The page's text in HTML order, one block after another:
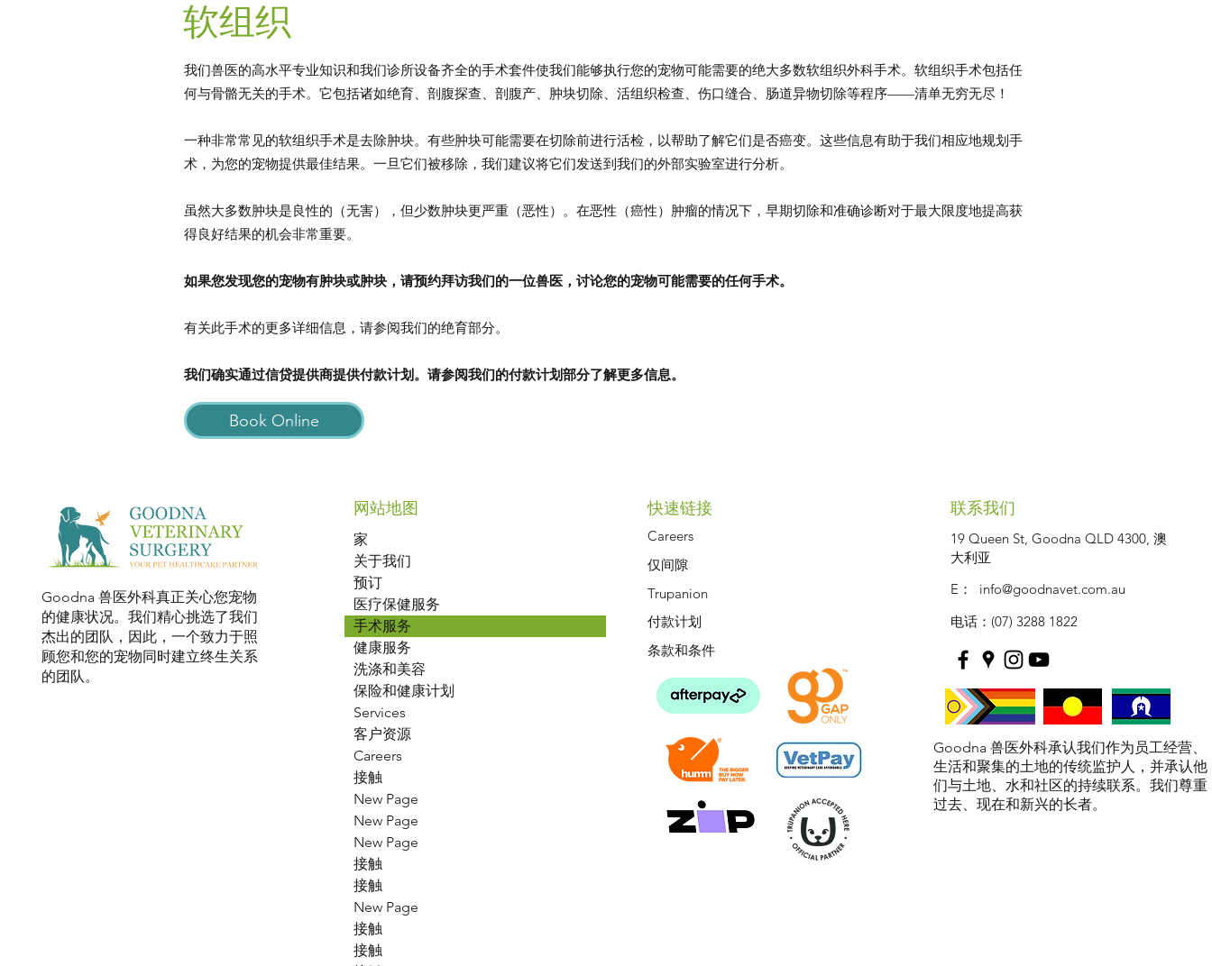
软组织
我们兽医的高水平专业知识和我们诊所设备齐全的手术套件使我们能够执行您的宠物可能需要的绝大多数软组织外科手术。软组织手术包括任
何与骨骼无关的手术。它包括诸如绝育、剖腹探查、剖腹产、肿块切除、活组织检查、伤口缝合、肠道异物切除等程序——清单无穷无尽！
一种非常常见的软组织手术是去除肿块。有些肿块可能需要在切除前进行活检，以帮助了解它们是否癌变。这些信息有助于我们相应地规划手
术，为您的宠物提供最佳结果。一旦它们被移除，我们建议将它们发送到我们的外部实验室进行分析。
虽然大多数肿块是良性的（无害），但少数肿块更严重（恶性）。在恶性（癌性）肿瘤的情况下，早期切除和准确诊断对于最大限度地提高获
得良好结果的机会非常重要。
如果您发现您的宠物有肿块或肿块，请预约拜访我们的一位兽医，讨论您的宠物可能需要的任何手术。
有关此手术的更多详细信息，请参阅我们的绝育部分。
我们确实通过信贷提供商提供付款计划。请参阅我们的付款计划部分了解更多信息。
Book Online
Goodna 兽医外科真正关心您宠物
的健康状况。我们精心挑选了我们
杰出的团队，因此，一个致力于照
顾您和您的宠物同时建立终生关系
的团队。
网站地图
家
关于我们
预订
医疗保健服务
手术服务
健康服务
洗涤和美容
保险和健康计划
Services
客户资源
Careers
接触
New Page
New Page
New Page
接触
接触
New Page
接触
接触
快速链接
Careers
仅间隙
Trupanion
付款计划
条款和条件
联系我们
19 Queen St, Goodna QLD 4300, 澳
大利亚
E： info@goodnavet.com.au
电话：(07) 3288 1822
Goodna 兽医外科承认我们作为员工经营、
生活和聚集的土地的传统监护人，并承认他
们与土地、水和社区的持续联系。我们尊重
过去、现在和新兴的长者。